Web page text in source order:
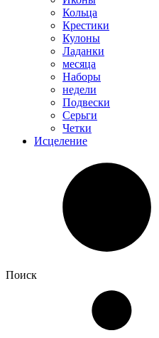
Кольца
Крестики
Кулоны
Ладанки
месяца
Наборы
недели
Подвески
Серьги
Четки
Исцеление
Поиск